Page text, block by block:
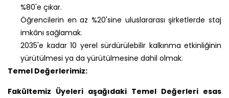
%80'e çıkar.
Öğrencilerin en az %20'sine uluslararası şirketlerde staj
imkânı sağlamak.
2035'e kadar 10 yerel sürdürülebilir kalkınma etkinliğinin
yürütülmesi ya da yürütülmesine dahil olmak.
Temel Değerlerimiz:
Fakültemiz Üyeleri aşağıdaki Temel Değerleri esas